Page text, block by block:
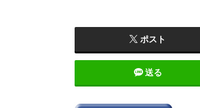
ポスト
送る